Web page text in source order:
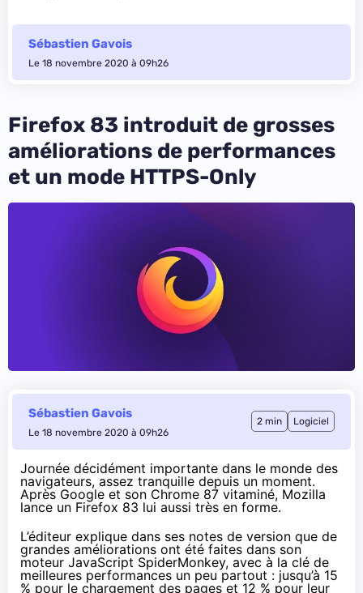
Sébastien Gavois
Le 18 novembre 2020 à 09h26
Firefox 83 introduit de grosses
améliorations de performances
et un mode HTTPS-Only
Sébastien Gavois
Le 18 novembre 2020 à 09h26
2 min Logiciel
Journée décidément importante dans le monde des
navigateurs, assez tranquille depuis un moment.
Après Google et son Chrome 87 vitaminé, Mozilla
lance un Firefox 83 lui aussi très en forme.
L’éditeur explique dans ses notes de version que de
grandes améliorations ont été faites dans son
moteur JavaScript SpiderMonkey, avec à la clé de
meilleures performances un peu partout : jusqu’à 15
% pour le chargement des pages et 12 % pour leur